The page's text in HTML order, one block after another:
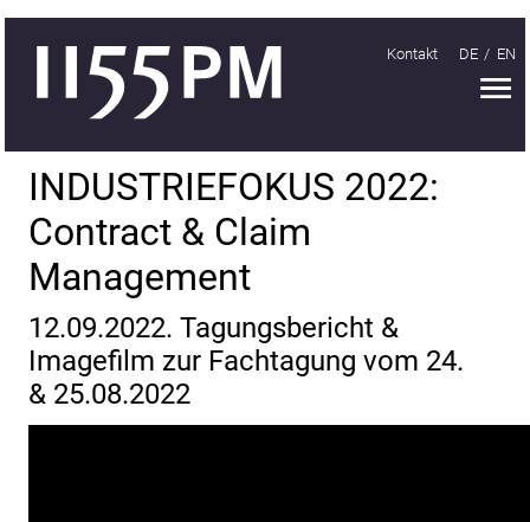
Kontakt DE EN
INDUSTRIEFOKUS 2022:
Contract & Claim
Management
12.09.2022. Tagungsbericht &
Imagefilm zur Fachtagung vom 24.
& 25.08.2022
Handeln
Organisieren
Lernen
Treffen
INDUSTRIEFOKUS
2018
INDUSTRIEFOKUS